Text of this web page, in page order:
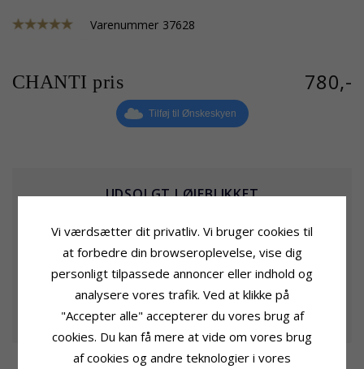
Varenummer 37628
CHANTI pris 780,-
Tilføj til Ønskeskyen
UDSOLGT I ØJEBLIKKET
GIV MIG BESKED
Vi værdsætter dit privatliv. Vi bruger cookies til
at forbedre din browseroplevelse, vise dig
personligt tilpassede annoncer eller indhold og
analysere vores trafik. Ved at klikke på
"Accepter alle" accepterer du vores brug af
cookies. Du kan få mere at vide om vores brug
af cookies og andre teknologier i vores